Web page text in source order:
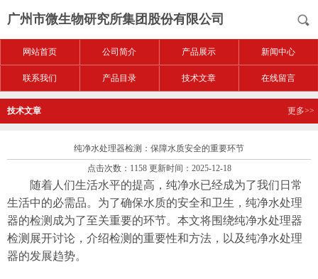
广州市微生物研究所集团股份有限公司
网站首页 公司简介 产品展示 新闻中心
联系我们 产品目录 技术文章 在线留言
技术文章 更多>>
纯净水处理器检测：保障水质安全的重要环节
点击次数：1158 更新时间：2025-12-18
随着人们生活水平的提高，纯净水已经成为了我们日常
生活中的必需品。为了确保水质的安全和卫生，纯净水处理
器的检测成为了至关重要的环节。本文将围绕纯净水处理器
检测展开讨论，介绍检测的重要性和方法，以及纯净水处理
器的发展趋势。